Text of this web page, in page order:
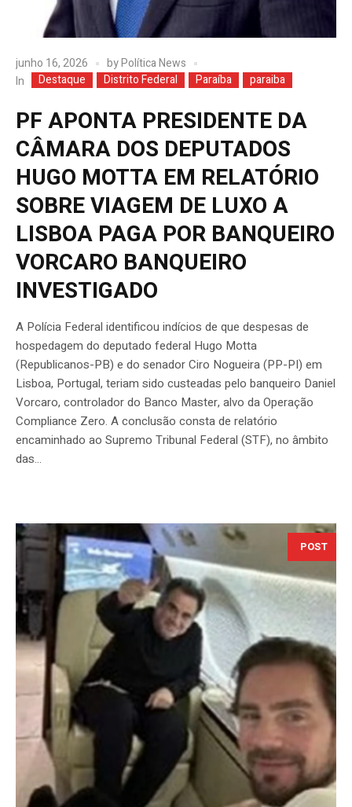
junho 16, 2026 byPolítica News
In
Destaque Distrito Federal Paraíba paraiba
PF APONTA PRESIDENTE DA
CÂMARA DOS DEPUTADOS
HUGO MOTTA EM RELATÓRIO
SOBRE VIAGEM DE LUXO A
LISBOA PAGA POR BANQUEIRO
VORCARO BANQUEIRO
INVESTIGADO
A Polícia Federal identificou indícios de que despesas de
hospedagem do deputado federal Hugo Motta
(Republicanos-PB) e do senador Ciro Nogueira (PP-PI) em
Lisboa, Portugal, teriam sido custeadas pelo banqueiro Daniel
Vorcaro, controlador do Banco Master, alvo da Operação
Compliance Zero. A conclusão consta de relatório
encaminhado ao Supremo Tribunal Federal (STF), no âmbito
das...
POST